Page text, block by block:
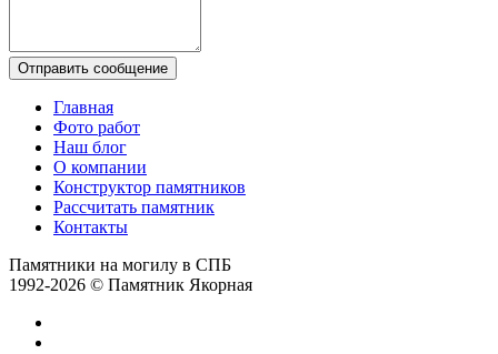
Отправить сообщение
Главная
Фото работ
Наш блог
О компании
Конструктор памятников
Рассчитать памятник
Контакты
Памятники на могилу в СПБ
1992-2026 © Памятник Якорная